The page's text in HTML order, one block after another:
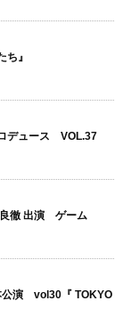
ち』
デュース VOL.37
良徹 出演 ゲーム
公演 vol30『 TOKYO